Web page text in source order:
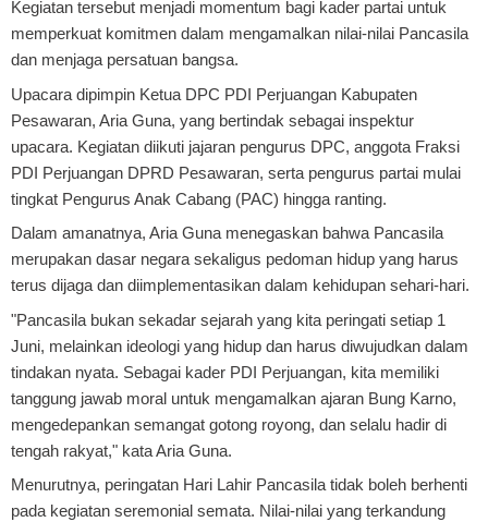
Kegiatan tersebut menjadi momentum bagi kader partai untuk
memperkuat komitmen dalam mengamalkan nilai-nilai Pancasila
dan menjaga persatuan bangsa.
Upacara dipimpin Ketua DPC PDI Perjuangan Kabupaten
Pesawaran, Aria Guna, yang bertindak sebagai inspektur
upacara. Kegiatan diikuti jajaran pengurus DPC, anggota Fraksi
PDI Perjuangan DPRD Pesawaran, serta pengurus partai mulai
tingkat Pengurus Anak Cabang (PAC) hingga ranting.
Dalam amanatnya, Aria Guna menegaskan bahwa Pancasila
merupakan dasar negara sekaligus pedoman hidup yang harus
terus dijaga dan diimplementasikan dalam kehidupan sehari-hari.
"Pancasila bukan sekadar sejarah yang kita peringati setiap 1
Juni, melainkan ideologi yang hidup dan harus diwujudkan dalam
tindakan nyata. Sebagai kader PDI Perjuangan, kita memiliki
tanggung jawab moral untuk mengamalkan ajaran Bung Karno,
mengedepankan semangat gotong royong, dan selalu hadir di
tengah rakyat," kata Aria Guna.
Menurutnya, peringatan Hari Lahir Pancasila tidak boleh berhenti
pada kegiatan seremonial semata. Nilai-nilai yang terkandung